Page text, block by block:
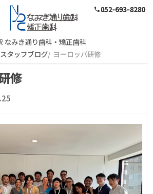
スタッフブログ
phone052-693-8280
なみき通り歯科・矯正歯科
タッフブログ
ヨーロッパ研修
修